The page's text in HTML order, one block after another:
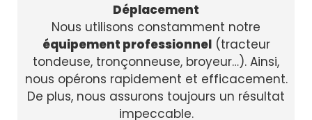
Déplacement
Nous utilisons constamment notre
équipement professionnel(tracteur
tondeuse, tronçonneuse, broyeur…). Ainsi,
nous opérons rapidement et efficacement.
De plus, nous assurons toujours un résultat
impeccable.